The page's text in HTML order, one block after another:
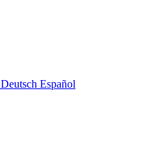
Deutsch Español